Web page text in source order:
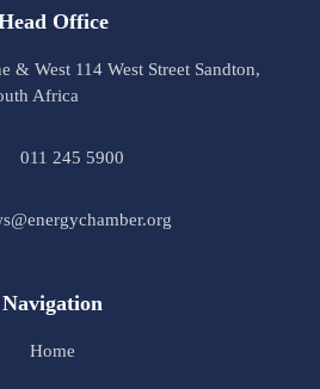
Office
& West 114 West Street Sandton,
Africa
011 245 5900
Navigation
Home